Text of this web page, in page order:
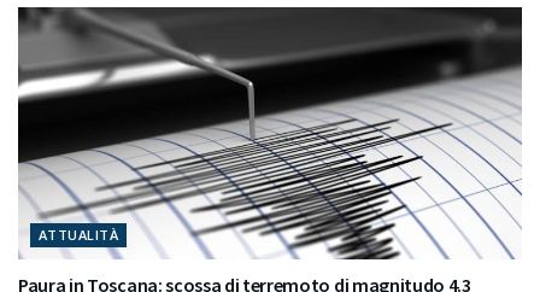
ATTUALITÀ
Paura in Toscana: scossa di terremoto di magnitudo 4.3